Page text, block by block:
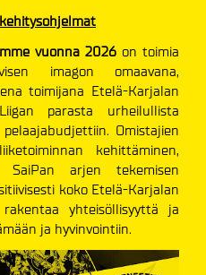
vuonna 2026 on toimia
imagon omaavana,
toimijana Etelä-Karjalan
parasta urheilullista
Omistajien
kehittäminen,
SaiPan arjen tekemisen
koko Etelä-Karjalan
yhteisöllisyyttä ja
ja hyvinvointiin.